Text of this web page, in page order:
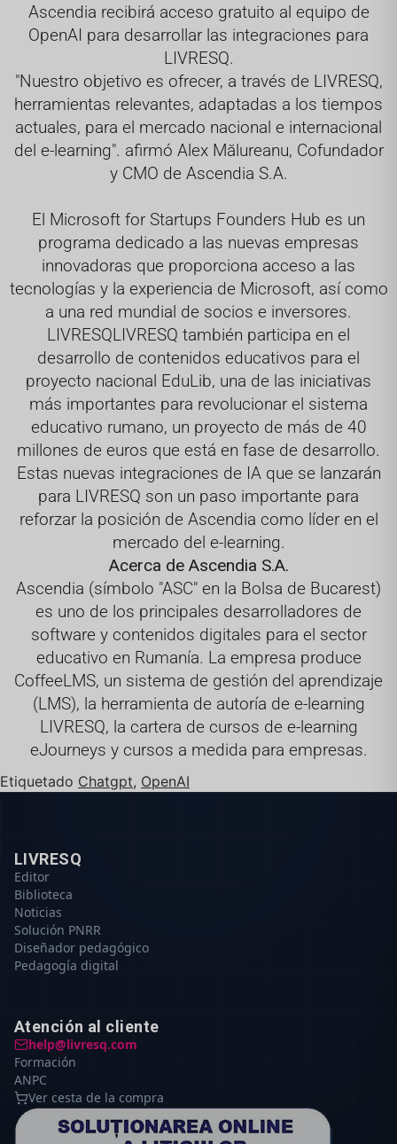
Ascendia recibirá acceso gratuito al equipo de
OpenAI para desarrollar las integraciones para
LIVRESQ.
"Nuestro objetivo es ofrecer, a través de LIVRESQ,
herramientas relevantes, adaptadas a los tiempos
actuales, para el mercado nacional e internacional
del e-learning". afirmó Alex Mălureanu, Cofundador
y CMO de Ascendia S.A.
El Microsoft for Startups Founders Hub es un
programa dedicado a las nuevas empresas
innovadoras que proporciona acceso a las
tecnologías y la experiencia de Microsoft, así como
a una red mundial de socios e inversores.
LIVRESQLIVRESQ también participa en el
desarrollo de contenidos educativos para el
proyecto nacional EduLib, una de las iniciativas
más importantes para revolucionar el sistema
educativo rumano, un proyecto de más de 40
millones de euros que está en fase de desarrollo.
Estas nuevas integraciones de IA que se lanzarán
para LIVRESQ son un paso importante para
reforzar la posición de Ascendia como líder en el
mercado del e-learning.
Acerca de Ascendia S.A.
Ascendia (símbolo "ASC" en la Bolsa de Bucarest)
es uno de los principales desarrolladores de
software y contenidos digitales para el sector
educativo en Rumanía. La empresa produce
CoffeeLMS, un sistema de gestión del aprendizaje
(LMS), la herramienta de autoría de e-learning
LIVRESQ, la cartera de cursos de e-learning
eJourneys y cursos a medida para empresas.
Etiquetado Chatgpt, OpenAI
LIVRESQ
Editor
Biblioteca
Noticias
Solución PNRR
Diseñador pedagógico
Pedagogía digital
Atención al cliente
help@livresq.com
Formación
ANPC
Ver cesta de la compra